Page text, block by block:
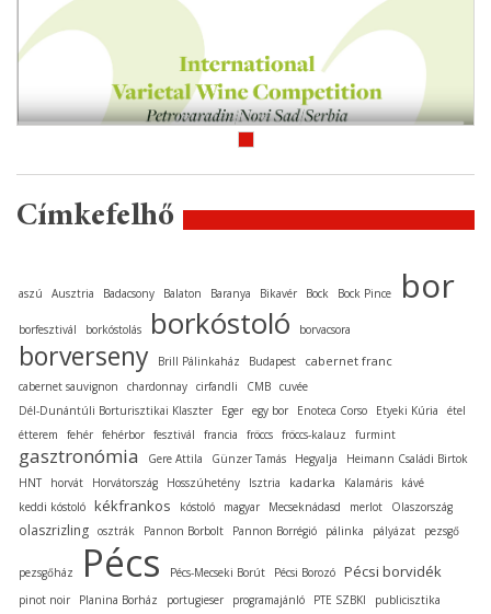
Címkefelhő
aszú Ausztria Badacsony Balaton Baranya Bikavér Bock Bock Pince bor
borfesztivál borkóstolás borkóstoló borvacsora
borverseny Brill Pálinkaház Budapest cabernet franc
cabernet sauvignon chardonnay cirfandli CMB cuvée
Dél-Dunántúli Borturisztikai Klaszter
Eger egy bor Enoteca Corso Etyeki Kúria
étel
étterem
fehér fehérbor fesztivál francia fröccs fröccs-kalauz furmint
gasztronómia Gere Attila Günzer Tamás Hegyalja
Heimann Családi Birtok
HNT
horvát Horvátország Hosszúhetény Isztria kadarka Kalamáris
kávé
keddi kóstoló kékfrankos kóstoló magyar Mecseknádasd merlot Olaszország
olaszrizling osztrák Pannon Borbolt Pannon Borrégió pálinka pályázat pezsgő
pezsgőház Pécs Pécs-Mecseki Borút Pécsi Borozó Pécsi borvidék
pinot noir Planina Borház portugieser programajánló PTE SZBKI
publicisztika